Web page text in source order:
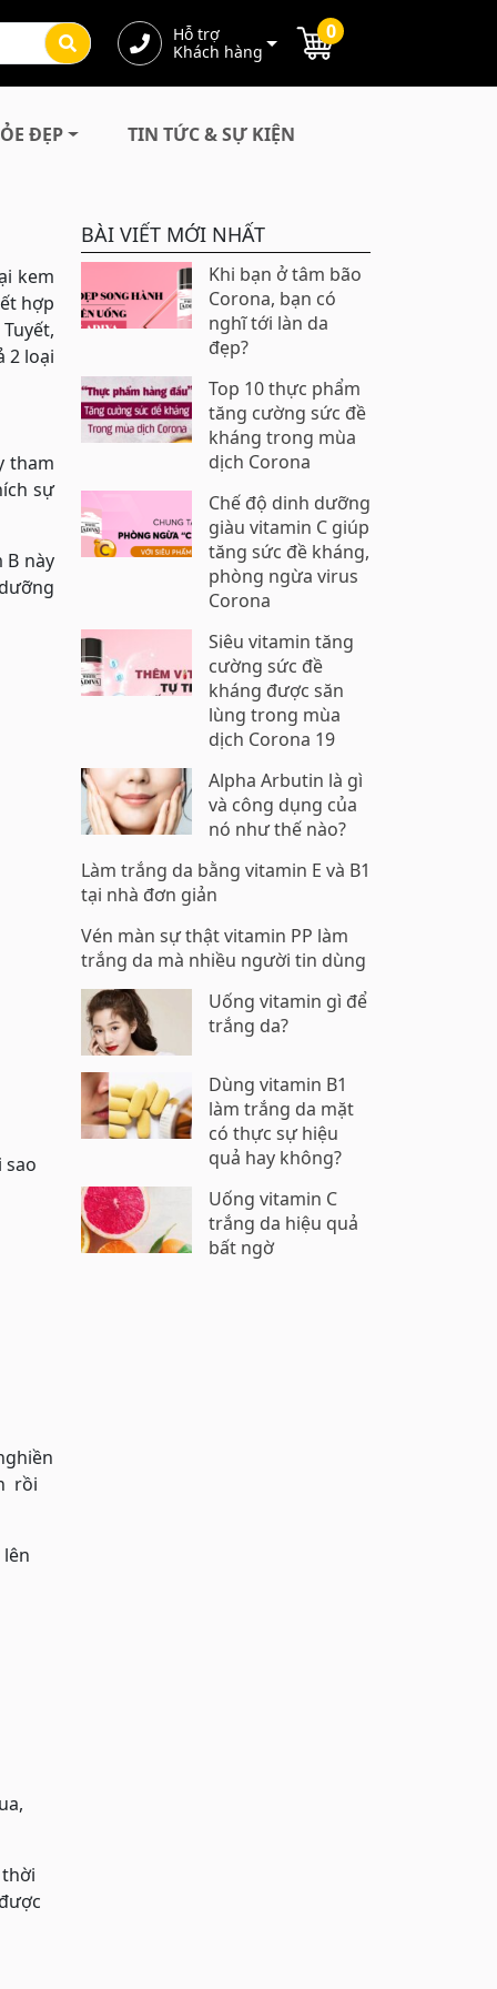
Hỗ trợ
Khách hàng
0
ĐẸP TIN TỨC & SỰ KIỆN
kem
hợp
2 loại
tham
sự
B này
sao
rồi
BÀI VIẾT MỚI NHẤT
Khi bạn ở tâm bão
Corona, bạn có
nghĩ tới làn da
đẹp?
Top 10 thực phẩm
tăng cường sức đề
kháng trong mùa
dịch Corona
Chế độ dinh dưỡng
giàu vitamin C giúp
tăng sức đề kháng,
phòng ngừa virus
Corona
Siêu vitamin tăng
cường sức đề
kháng được săn
lùng trong mùa
dịch Corona 19
Alpha Arbutin là gì
và công dụng của
nó như thế nào?
Làm trắng da bằng vitamin E và B1
tại nhà đơn giản
Vén màn sự thật vitamin PP làm
trắng da mà nhiều người tin dùng
Uống vitamin gì để
trắng da?
Dùng vitamin B1
làm trắng da mặt
có thực sự hiệu
quả hay không?
Uống vitamin C
trắng da hiệu quả
bất ngờ